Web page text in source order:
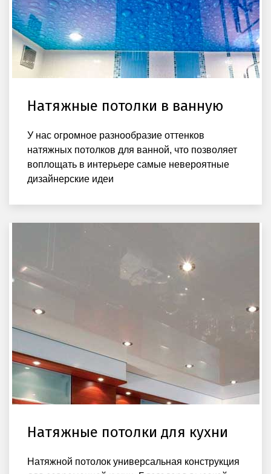
Натяжные потолки в ванную
У нас огромное разнообразие оттенков
натяжных потолков для ванной, что позволяет
воплощать в интерьере самые невероятные
дизайнерские идеи
Натяжные потолки для кухни
Натяжной потолок универсальная конструкция